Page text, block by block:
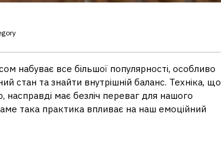
набуває все більшої популярності, особливо
стан та знайти внутрішній баланс. Техніка, що
має безліч переваг для нашого
така практика впливає на наш емоційний